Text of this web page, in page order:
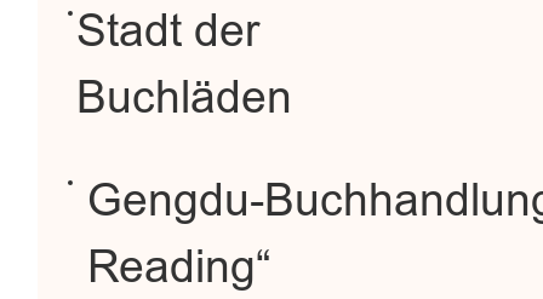
Stadt der
Buchläden
Gengdu-
Reading“